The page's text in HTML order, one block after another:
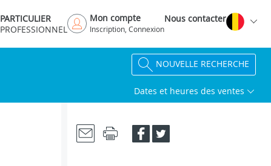
PARTICULIER
PROFESSIONNEL
Mon compte
Inscription, Connexion
Nous contacter
NOUVELLE RECHERCHE
Dates et heures des ventes